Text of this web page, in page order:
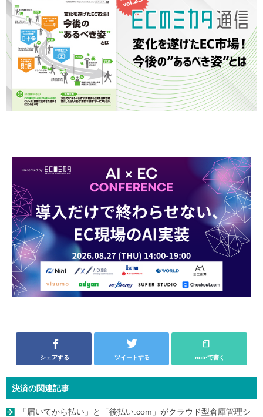
シェアする ツイートする noteで書く
決済の関連記事
「届いてから払い」と「後払い.com」がクラウド型倉庫管理シ